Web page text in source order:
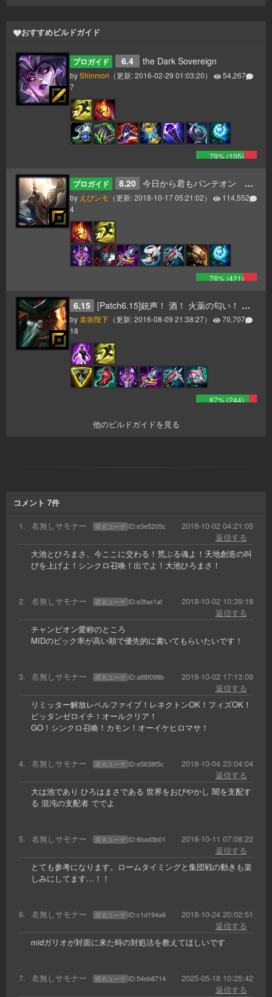
おすすめビルドガイド
プロガイド 6.4 the Dark Sovereign
byShinmori （更新:2016-02-29 01:03:20）
54,267
7
79% (105)
プロガイド 8.20 今日から君もパンテオン 更新8.20
by えびンモ （更新:2018-10-17 05:21:02）
114,552
4
76% (421)
6.15 [Patch6.15]銃声！ 酒！ 火薬の匂い！ そして一斉砲撃のお知らせだ！ ヤーハハーハー！
by 袁術陛下 （更新:2016-08-09 21:38:27）
70,707
18
87% (244)
他のビルドガイドを見る
コメント 7件
1. 名無しサモナー 匿名ユーザ ID:e3e5205c
2018-10-02 04:21:05
返信する
大池とひろまさ、今ここに交わる！荒ぶる魂よ！天地創造の叫
びを上げよ！シンクロ召喚！出でよ！大池ひろまさ！
2. 名無しサモナー 匿名ユーザ ID:e3fae1af
2018-10-02 10:39:18
返信する
チャンピオン愛称のところ
MIDのピック率が高い順で優先的に書いてもらいたいです！
3. 名無しサモナー 匿名ユーザ ID:a88f098b
2018-10-02 17:13:09
返信する
リミッター解放レベルファイブ！レネクトンOK！フィズOK！
ピッタンゼロイチ！オールクリア！
GO！シンクロ召喚！カモン！オーイケヒロマサ！
4. 名無しサモナー 匿名ユーザ ID:e5638f5c
2018-10-04 23:04:04
返信する
大は池であり ひろはまさである 世界をおびやかし 闇を支配す
る 混沌の支配者 ででよ
5. 名無しサモナー 匿名ユーザ ID:6bad3b01
2018-10-11 07:08:22
返信する
とても参考になります。ロームタイミングと集団戦の動きも楽
しみにしてます…！！
6. 名無しサモナー 匿名ユーザ ID:c1d194a6
2018-10-24 20:02:51
返信する
midガリオが対面に来た時の対処法を教えてほしいです
7. 名無しサモナー 匿名ユーザ ID:54eb8714
2025-05-18 10:25:42
返信する